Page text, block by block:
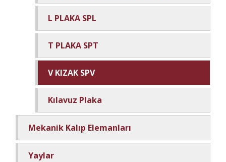
L PLAKA SPL
T PLAKA SPT
V KIZAK SPV
Kılavuz Plaka
Mekanik Kalıp Elemanları
Yaylar